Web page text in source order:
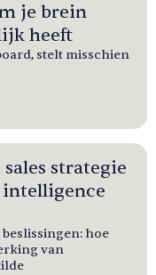
je brein
heeft
stelt misschien
strategie
intelligence
hoe
van